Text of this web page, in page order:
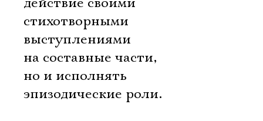
стихотворными
выступлениями
на составные части,
но и исполнять
эпизодические роли.